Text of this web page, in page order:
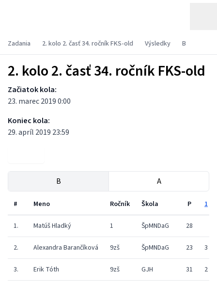
Zadania 2. kolo 2. časť 34. ročník FKS-old Výsledky B
2. kolo 2. časť 34. ročník FKS-old
Začiatok kola:
23. marec 2019 0:00
Koniec kola:
29. apríl 2019 23:59
B A
# Meno Ročník Škola P 1
1. Matúš Hladký 1 ŠpMNDaG 28
2. Alexandra Barančíková 9zš ŠpMNDaG 23 3
3. Erik Tóth 9zš GJH 31 2